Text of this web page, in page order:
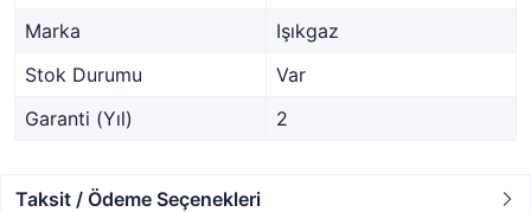
Marka
Işıkgaz
Stok Durumu
Var
Garanti (Yıl)
2
Taksit / Ödeme Seçenekleri